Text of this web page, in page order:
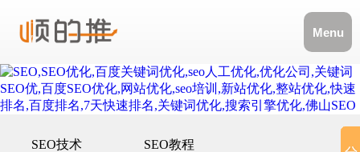
Menu
SEO技术 SEO教程